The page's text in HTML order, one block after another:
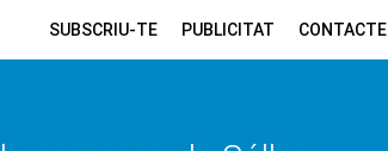
SUBSCRIU-TE PUBLICITAT CONTACTE